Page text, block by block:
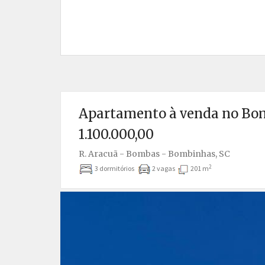
Apartamento à venda no
1.100.000,00
R. Aracuã - Bombas - Bombinhas, SC
3 dormitórios 2 vagas 201 m2